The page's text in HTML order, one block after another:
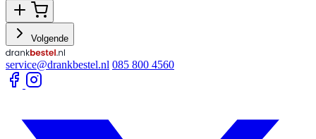
Volgende
service@drankbestel.nl 085 800 4560